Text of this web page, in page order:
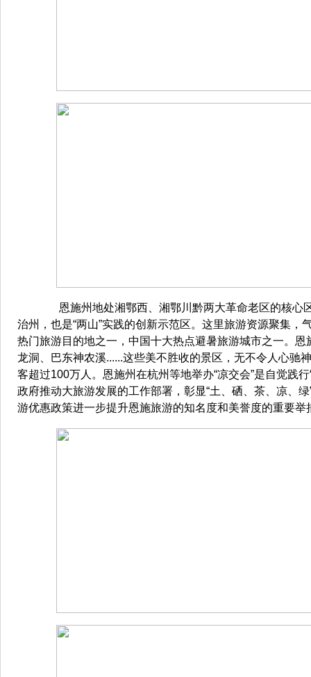
恩施州地处湘鄂西、湘鄂川黔两大革命老区的核心
治州，也是“两山”实践的创新示范区。这里旅游资源聚集，
热门旅游目的地之一，中国十大热点避暑旅游城市之一。
龙洞、巴东神农溪......这些美不胜收的景区，无不令人心驰
客超过100万人。恩施州在杭州等地举办“凉交会”是自觉践
政府推动大旅游发展的工作部署，彰显“土、硒、茶、凉、
游优惠政策进一步提升恩施旅游的知名度和美誉度的重要举